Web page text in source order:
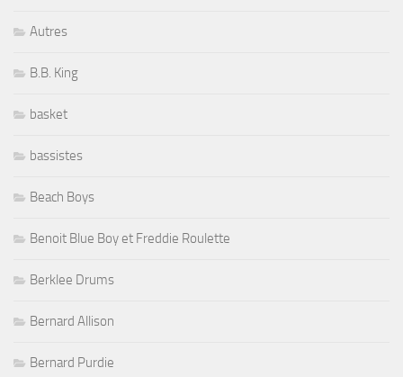
Autres
B.B. King
basket
bassistes
Beach Boys
Benoit Blue Boy et Freddie Roulette
Berklee Drums
Bernard Allison
Bernard Purdie